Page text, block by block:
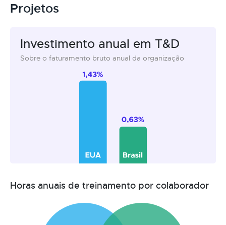
Projetos
Investimento anual em T&D
Sobre o faturamento bruto anual da organização
Horas anuais de treinamento por colaborador